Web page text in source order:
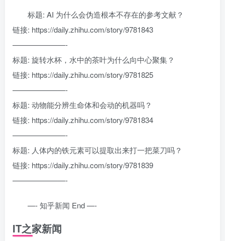
标题: AI 为什么会伪造根本不存在的参考文献？
链接: https://daily.zhihu.com/story/9781843
———————-
标题: 旋转水杯，水中的茶叶为什么向中心聚集？
链接: https://daily.zhihu.com/story/9781825
———————-
标题: 动物能分辨生命体和会动的机器吗？
链接: https://daily.zhihu.com/story/9781834
———————-
标题: 人体内的铁元素可以提取出来打一把菜刀吗？
链接: https://daily.zhihu.com/story/9781839
———————-
—- 知乎新闻 End —-
IT之家新闻